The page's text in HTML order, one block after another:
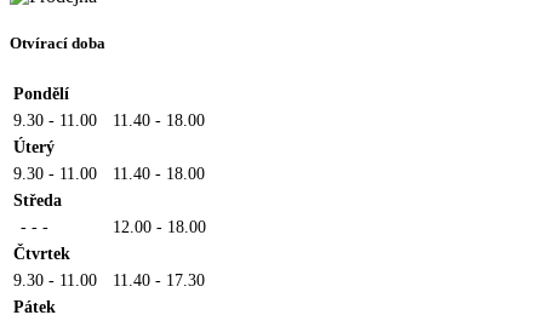
Otvírací doba
Pondělí
9.30 - 11.00
11.40 - 18.00
Úterý
9.30 - 11.00
11.40 - 18.00
Středa
- - -
12.00 - 18.00
Čtvrtek
9.30 - 11.00
11.40 - 17.30
Pátek